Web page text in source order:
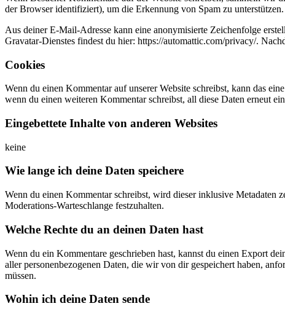
der Browser identifiziert), um die Erkennung von Spam zu unterstützen.
Aus deiner E-Mail-Adresse kann eine anonymisierte Zeichenfolge
Gravatar-Dienstes findest du hier: https://automattic.com/privacy/.
Cookies
Wenn du einen Kommentar auf unserer Website schreibst, kann das
wenn du einen weiteren Kommentar schreibst, all diese Daten erneut
Eingebettete Inhalte von anderen Websites
keine
Wie lange ich deine Daten speichere
Wenn du einen Kommentar schreibst, wird dieser inklusive Metadaten
Moderations-Warteschlange festzuhalten.
Welche Rechte du an deinen Daten hast
Wenn du ein Kommentare geschrieben hast, kannst du einen Export
aller personenbezogenen Daten, die wir von dir gespeichert haben,
müssen.
Wohin ich deine Daten sende